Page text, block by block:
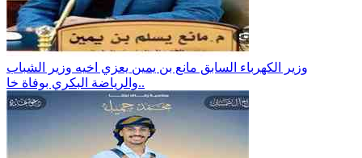
وزير الكهرباء السابق مانع بن يمين يعزي اخيه وزير الشباب
والرياضة البكري بوفاة خا..